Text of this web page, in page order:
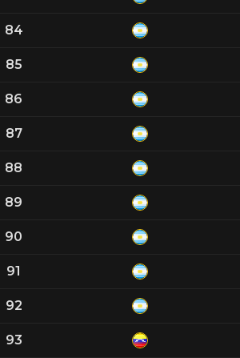
84
85
86
87
88
89
90
91
92
93